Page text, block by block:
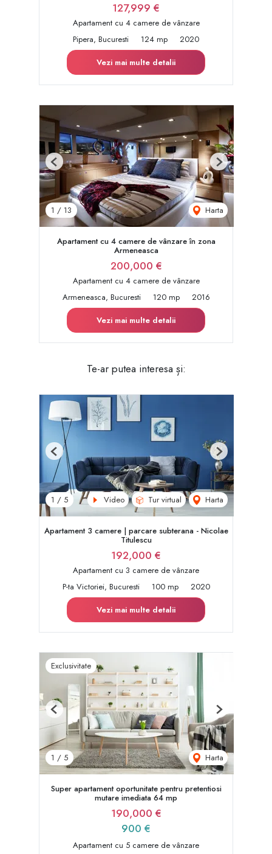
127,999 €
Apartament cu 4 camere de vânzare
Pipera, Bucuresti
124 mp
2020
Vezi mai multe detalii
1 / 13 Harta
Previous Next
Apartament cu 4 camere de vânzare în zona
Armeneasca
200,000 €
Apartament cu 4 camere de vânzare
Armeneasca, Bucuresti
120 mp
2016
Vezi mai multe detalii
Te-ar putea interesa și:
1 / 5 Video Tur virtual Harta
Previous Next
Apartament 3 camere | parcare subterana - Nicolae
Titulescu
192,000 €
Apartament cu 3 camere de vânzare
P-ta Victoriei, Bucuresti
100 mp
2020
Vezi mai multe detalii
Exclusivitate
1 / 5 Harta
Previous Next
Super apartament oportunitate pentru pretentiosi
mutare imediata 64 mp
190,000 €
900 €
Apartament cu 5 camere de vânzare